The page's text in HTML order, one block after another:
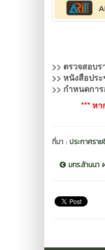
>> ตรวจสอบ
>> หนังสือปร
>> กำหนดกา
*** ห
ที่มา : ประกาศรา
มทร.ล้านนา